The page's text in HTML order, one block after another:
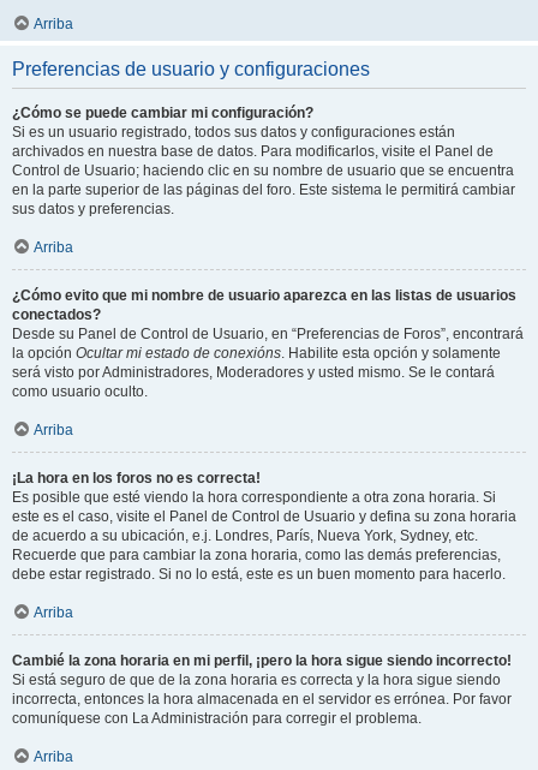
Arriba
Preferencias de usuario y configuraciones
¿Cómo se puede cambiar mi configuración?
Si es un usuario registrado, todos sus datos y configuraciones están
archivados en nuestra base de datos. Para modificarlos, visite el Panel de
Control de Usuario; haciendo clic en su nombre de usuario que se encuentra
en la parte superior de las páginas del foro. Este sistema le permitirá cambiar
sus datos y preferencias.
Arriba
¿Cómo evito que mi nombre de usuario aparezca en las listas de usuarios
conectados?
Desde su Panel de Control de Usuario, en “Preferencias de Foros”, encontrará
la opción Ocultar mi estado de conexións. Habilite esta opción y solamente
será visto por Administradores, Moderadores y usted mismo. Se le contará
como usuario oculto.
Arriba
¡La hora en los foros no es correcta!
Es posible que esté viendo la hora correspondiente a otra zona horaria. Si
este es el caso, visite el Panel de Control de Usuario y defina su zona horaria
de acuerdo a su ubicación, e.j. Londres, París, Nueva York, Sydney, etc.
Recuerde que para cambiar la zona horaria, como las demás preferencias,
debe estar registrado. Si no lo está, este es un buen momento para hacerlo.
Arriba
Cambié la zona horaria en mi perfil, ¡pero la hora sigue siendo incorrecto!
Si está seguro de que de la zona horaria es correcta y la hora sigue siendo
incorrecta, entonces la hora almacenada en el servidor es errónea. Por favor
comuníquese con La Administración para corregir el problema.
Arriba